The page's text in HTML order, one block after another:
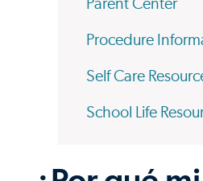
Parent Center
Procedure
Self Care
School Life